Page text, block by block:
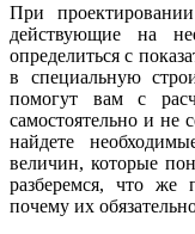
При
действующие на
определиться с
в специальную
помогут вам с
самостоятельно и не
найдете
величин, которые
разберемся, что же
почему их